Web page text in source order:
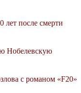
лет после смерти
Нобелевскую
с романом «F20»